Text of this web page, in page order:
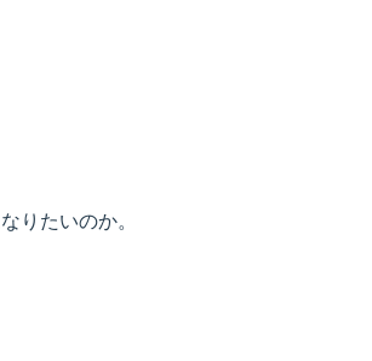
りたいのか。